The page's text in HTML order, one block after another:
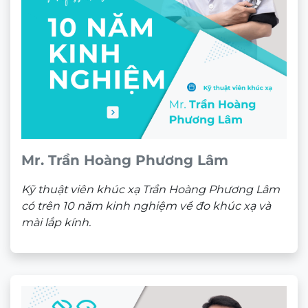
điện cho mắt kính Nam Quang ngay nhé. Những
chương trình khuyến mãi đặc biệt dành riêng cho
bạn đang đón chờ tại cửa hàng mắt kính Nam
Quang.